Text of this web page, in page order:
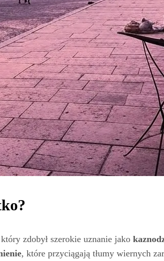
zdobył szerokie uznanie jako
, które przyciągają tłumy wiernych